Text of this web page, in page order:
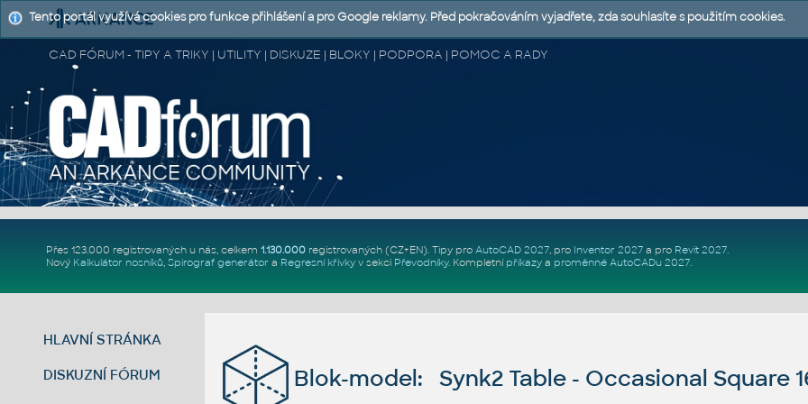
CAD FÓRUM - TIPY A TRIKY | UTILITY | DISKUZE | BLOKY | PODPORA | POMOC A RADY
Přes 123.000 registrovaných u nás, celkem 1.130.000registrovaných (CZ+EN). Tipy pro AutoCAD 2027, pro Inventor 2027a pro Revit 2027.
Nový Kalkulátor nosníků, Spirograf generátor a Regresní křivkyv sekci Převodníky. Kompletní příkazya proměnné AutoCADu 2027.
HLAVNÍ STRÁNKA
DISKUZNÍ FÓRUM Blok-model: Synk2 Table - Occasional Square
Tento portál využívá cookies pro funkce přihlášení a pro Google reklamy. Před pokračováním vyjadřete, zda souhlasíte s použitím cookies.